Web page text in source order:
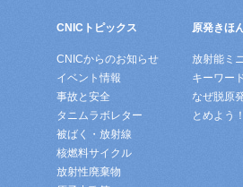
CNICトピックス
CNICからのお知らせ
イベント情報
事故と安全
タニムラボレター
被ばく・放射線
核燃料サイクル
放射性廃棄物
原発きほ
放射能ミ
キーワー
なぜ脱原
とめよう